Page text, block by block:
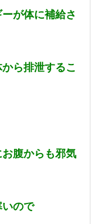
が体に補給さ
ら排泄するこ
腹からも邪気
ので